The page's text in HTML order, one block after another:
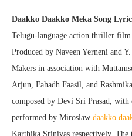
Daakko Daakko Meka Song
Telugu-language action thriller
Produced by Naveen Yerneni and
Makers in association with
Arjun, Fahadh Faasil, and
composed by Devi Sri Prasad,
performed by Miroslaw daakko
Karthika Srinivas respectively.